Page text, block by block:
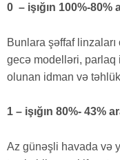
0 – işığın 100%-80%
Bunlara şəffaf
gecə modelləri, parlaq
olunan idman və
1 – işığın 80%- 43%
Az günəşli havada və